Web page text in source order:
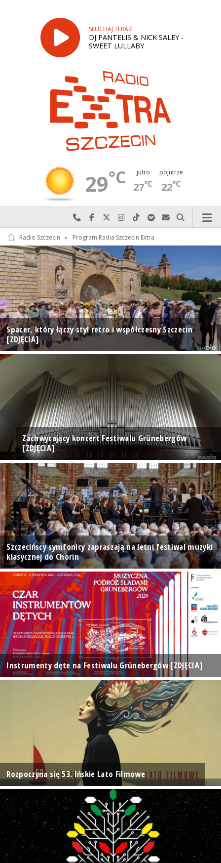
SŁUCHAJ TERAZ
DJ PANTELIS & NICK SALEY -
SWEET LULLABY
29°C jutro
27°C
pojutrze
22°C
Najlepiej po prostu do nas zadzwoń
Odwiedź nas na Facebook-u
Odwiedź nas na X
Odwiedź nas na Instagram-ie
Odwiedź nas na TikTok-u
Szukaj nas na Spotify
Wyślij do nas
Szukaj
Radio Szczecin » Program Radia Szczecin Extra
Spacer, który łączy styl retro i współczesny Szczecin
[ZDJĘCIA]
Zachwycający koncert Festiwalu Grünebergów
[ZDJĘCIA]
Szczecińscy symfonicy zapraszają na letni festiwal muzyki
klasycznej do Chorin
Instrumenty dęte na Festiwalu Grünebergów [ZDJĘCIA]
Rozpoczyna się 53. Ińskie Lato Filmowe